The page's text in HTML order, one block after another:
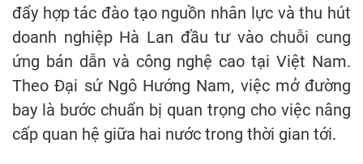
đẩy hợp tác đào tạo nguồn nhân lực và thu hút
doanh nghiệp Hà Lan đầu tư vào chuỗi cung
ứng bán dẫn và công nghệ cao tại Việt Nam.
Theo Đại sứ Ngô Hướng Nam, việc mở đường
bay là bước chuẩn bị quan trọng cho việc nâng
cấp quan hệ giữa hai nước trong thời gian tới.